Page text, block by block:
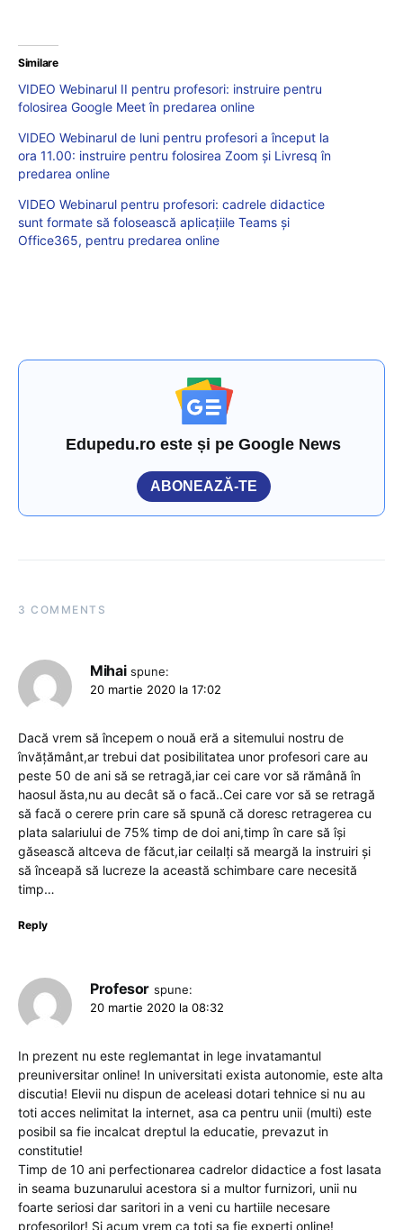
Similare
VIDEO Webinarul II pentru profesori: instruire pentru
folosirea Google Meet în predarea online
VIDEO Webinarul de luni pentru profesori a început la
ora 11.00: instruire pentru folosirea Zoom și Livresq în
predarea online
VIDEO Webinarul pentru profesori: cadrele didactice
sunt formate să folosească aplicațiile Teams și
Office365, pentru predarea online
Edupedu.ro este și pe Google News
ABONEAZĂ-TE
3 COMMENTS
Mihai spune:
20 martie 2020 la 17:02
Dacă vrem să începem o nouă eră a sitemului nostru de
învățământ,ar trebui dat posibilitatea unor profesori care au
peste 50 de ani să se retragă,iar cei care vor să rămână în
haosul ăsta,nu au decât să o facă..Cei care vor să se retragă
să facă o cerere prin care să spună că doresc retragerea cu
plata salariului de 75% timp de doi ani,timp în care să își
găsească altceva de făcut,iar ceilalți să meargă la instruiri și
să înceapă să lucreze la această schimbare care necesită
timp…
Reply
Profesor spune:
20 martie 2020 la 08:32
In prezent nu este reglemantat in lege invatamantul
preuniversitar online! In universitati exista autonomie, este alta
discutia! Elevii nu dispun de aceleasi dotari tehnice si nu au
toti acces nelimitat la internet, asa ca pentru unii (multi) este
posibil sa fie incalcat dreptul la educatie, prevazut in
constitutie!
Timp de 10 ani perfectionarea cadrelor didactice a fost lasata
in seama buzunarului acestora si a multor furnizori, unii nu
foarte seriosi dar saritori in a veni cu hartiile necesare
profesorilor! Si acum vrem ca toti sa fie experti online!